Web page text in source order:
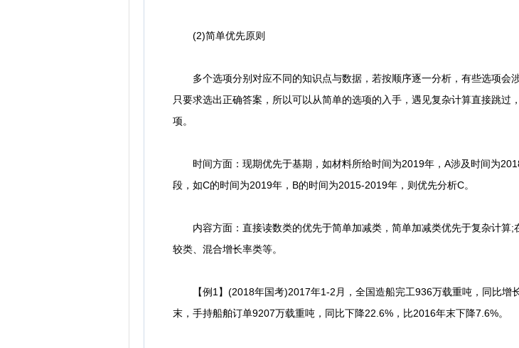
(2)简单优先原则
多个选项分别对应不同的知识点与数据，若按顺序逐一分析，有些选项会
只要求选出正确答案，所以可以从简单的选项的入手，遇见复杂计算直接跳
项。
时间方面：现期优先于基期，如材料所给时间为2019年，A涉及时间为
段，如C的时间为2019年，B的时间为2015-2019年，则优先分析C。
内容方面：直接读数类的优先于简单加减类，简单加减类优先于复杂计算;
较类、混合增长率类等。
【例1】(2018年国考)2017年1-2月，全国造船完工936万载重吨，同比增
末，手持船舶订单9207万载重吨，同比下降22.6%，比2016年末下降7.6%。